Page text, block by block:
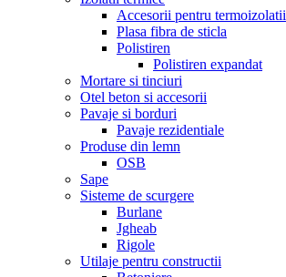
Accesorii pentru termoizolatii
Plasa fibra de sticla
Polistiren
Polistiren expandat
Mortare si tinciuri
Otel beton si accesorii
Pavaje si borduri
Pavaje rezidentiale
Produse din lemn
OSB
Sape
Sisteme de scurgere
Burlane
Jgheab
Rigole
Utilaje pentru constructii